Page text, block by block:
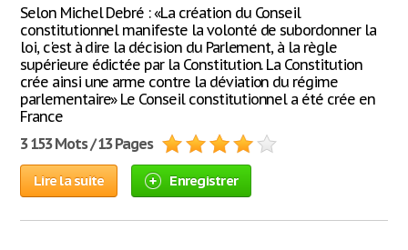
Selon Michel Debré : «La création du Conseil
constitutionnel manifeste la volonté de subordonner la
loi, c'est à dire la décision du Parlement, à la règle
supérieure édictée par la Constitution. La Constitution
crée ainsi une arme contre la déviation du régime
parlementaire» Le Conseil constitutionnel a été crée en
France
3 153 Mots / 13 Pages
Lire la suite Enregistrer